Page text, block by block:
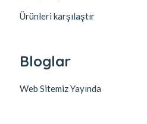
Ürünleri karşılaştır
Bloglar
Web Sitemiz Yayında